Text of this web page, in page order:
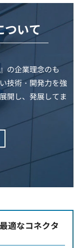
ついて
の企業理念のも
技術・開発力を強
開し、発展してま
適なコネクタ